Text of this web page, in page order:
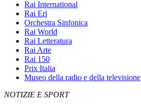
Rai International
Rai Eri
Orchestra Sinfonica
Rai World
Rai Letteratura
Rai Arte
Rai 150
Prix Italia
Museo della radio e della televisione
NOTIZIE E SPORT